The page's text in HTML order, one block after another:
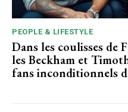
PEOPLE & LIFESTYLE
Dans les coulisses de France-Espagne : quand
les Beckham et
fans inconditionnels